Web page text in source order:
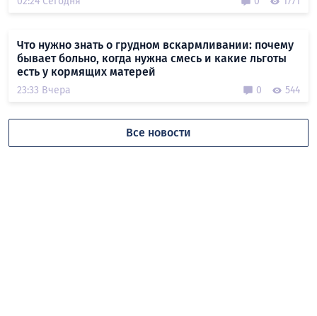
Что нужно знать о грудном вскармливании: почему
бывает больно, когда нужна смесь и какие льготы
есть у кормящих матерей
23:33 Вчера 0 544
Все новости